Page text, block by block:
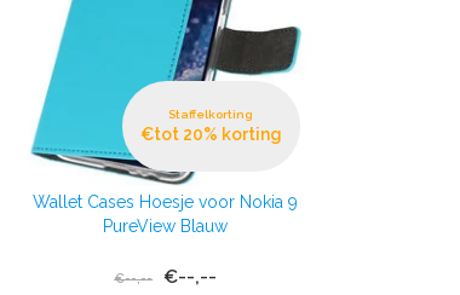
Staffelkorting
€tot 20% korting
Wallet Cases Hoesje voor Nokia 9
PureView Blauw
€--,-- €--,--